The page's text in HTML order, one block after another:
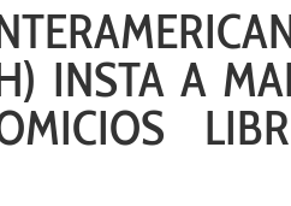
INSTA A